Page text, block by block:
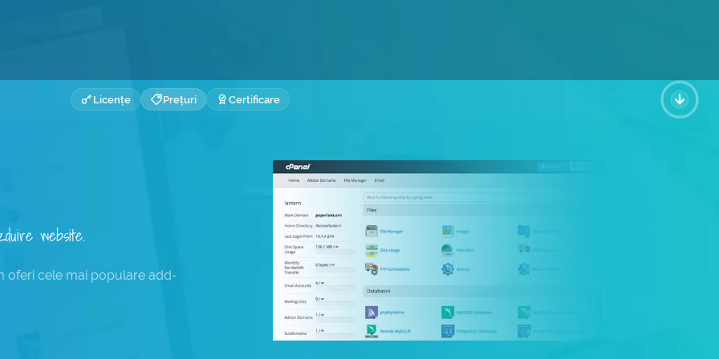
Licențe Prețuri Certificare
website.
oferi cele mai populare add-